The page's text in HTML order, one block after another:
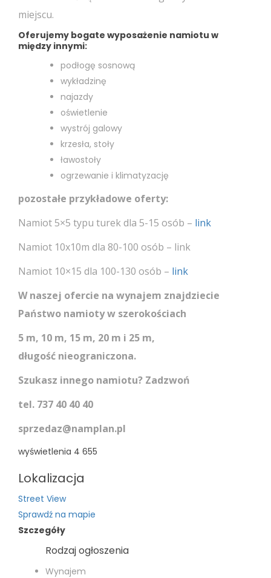
miejscu.
Oferujemy bogate wyposażenie namiotu w
między innymi:
podłogę sosnową
wykładzinę
najazdy
oświetlenie
wystrój galowy
krzesła, stoły
ławostoły
ogrzewanie i klimatyzację
pozostałe przykładowe oferty:
Namiot 5×5 typu turek dla 5-15 osób – link
Namiot 10x10m dla 80-100 osób – link
Namiot 10×15 dla 100-130 osób – link
W naszej ofercie na wynajem znajdziecie
Państwo namioty w szerokościach
5 m, 10 m, 15 m, 20 m i 25 m,
długość nieograniczona.
Szukasz innego namiotu? Zadzwoń
tel. 737 40 40 40
sprzedaz@namplan.pl
wyświetlenia 4 655
Lokalizacja
Street View
Sprawdź na mapie
Szczegóły
Rodzaj ogłoszenia
Wynajem